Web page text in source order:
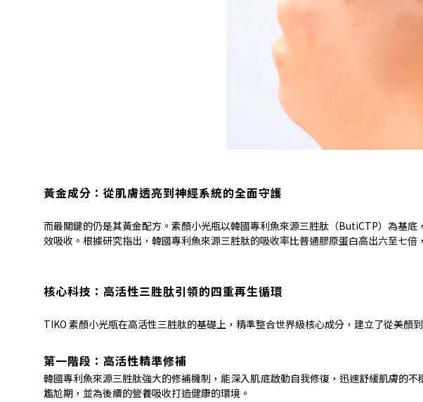
黃金成分：從肌膚透亮到神經系統的全面守護
而最關鍵的仍是其黃金配方。素顏小光瓶以韓國專利魚來源三胜肽（ButiCTP）為基底
效吸收。根據研究指出，韓國專利魚來源三胜肽的吸收率比普通膠原蛋白高出六至七
核心科技：高活性三胜肽引領的四重再生循環
TIKO 素顏小光瓶在高活性三胜肽的基礎上，精準整合世界級核心成分，建立了從美顏
第一階段：高活性精準修補
韓國專利魚來源三胜肽強大的修補機制，能深入肌底啟動自我修復，迅速舒緩肌膚的
尷尬期，並為後續的營養吸收打造健康的環境。